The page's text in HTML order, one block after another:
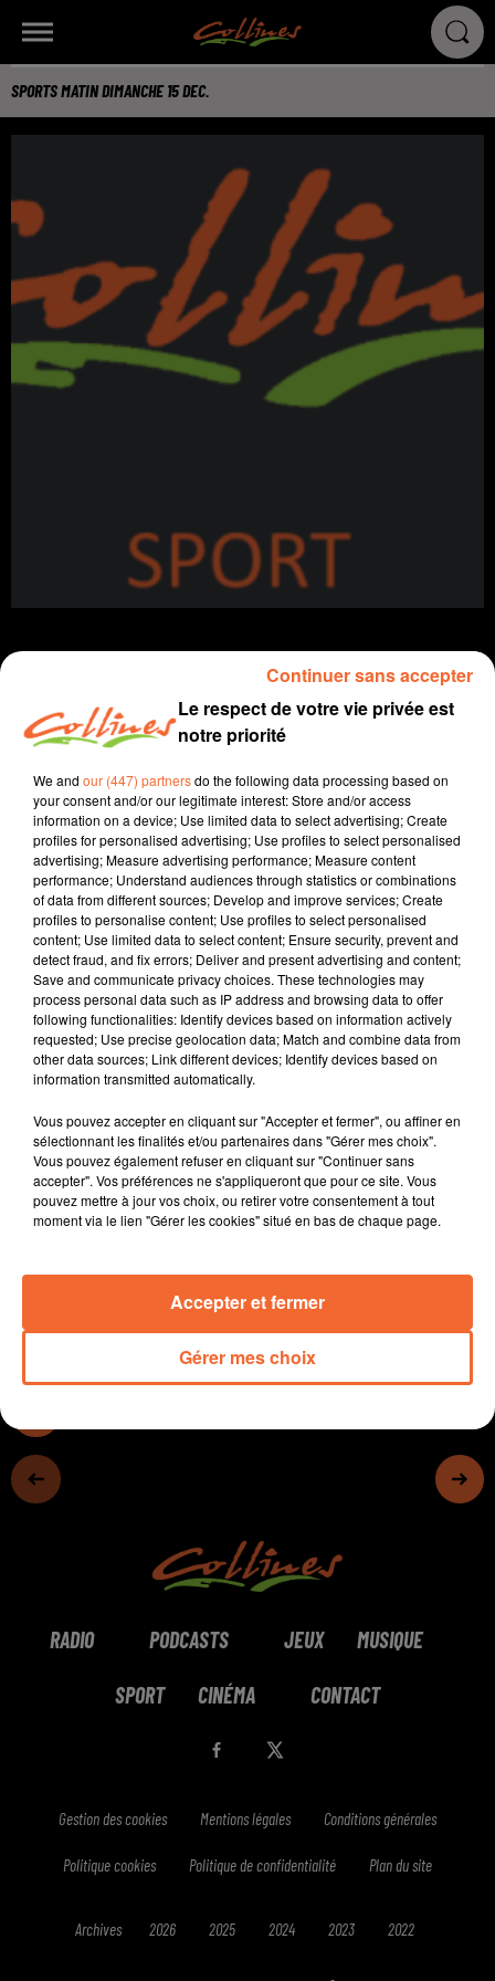
SPORTS MATIN DIMANCHE 15 DEC.
Sport
15 décembre 2019
SPORTS MATIN DIMANCHE 15 DEC.
Collines la Radio
Sport
Présenté par Fabien Gazeau
- Les chamois niortais s'enfoncent encore un peu plus
dans leur championnat de Ligue 2.
- 64e de finale de Gambardella entre Bressuire et
Colommiers.
- En basket, le réveil bressuirais a largement battu Ingré
hier soir.
- En course à pied,la 32e édition de la corrida de
Courlay
- Retour sur le cross académique qui se déroulait à
Cerizay ce mercredi.
- Enfin, Julie Chupin s'entraine dur pour participer aux
RADIO PODCASTS JEUX MUSIQUE
SPORT CINÉMA CONTACT
Gestion des cookies Mentions légales Conditions générales
Politique cookies Politique de confidentialité Plan du site
Archives 2026 2025 2024 2023 2022
Le respect de votre vie privée est
notre priorité
We and our (447) partnersdo the following data processing based on
your consent and/or our legitimate interest: Store and/or access
information on a device; Use limited data to select advertising; Create
profiles for personalised advertising; Use profiles to select personalised
advertising; Measure advertising performance; Measure content
performance; Understand audiences through statistics or combinations
of data from different sources; Develop and improve services; Create
profiles to personalise content; Use profiles to select personalised
content; Use limited data to select content; Ensure security, prevent and
detect fraud, and fix errors; Deliver and present advertising and content;
Save and communicate privacy choices. These technologies may
process personal data such as IP address and browsing data to offer
following functionalities: Identify devices based on information actively
requested; Use precise geolocation data; Match and combine data from
other data sources; Link different devices; Identify devices based on
information transmitted automatically.
Vous pouvez accepter en cliquant sur "Accepter et fermer", ou affiner en
sélectionnant les finalités et/ou partenaires dans "Gérer mes choix".
Vous pouvez également refuser en cliquant sur "Continuer sans
accepter". Vos préférences ne s'appliqueront que pour ce site. Vous
pouvez mettre à jour vos choix, ou retirer votre consentement à tout
moment via le lien "Gérer les cookies" situé en bas de chaque page.
Gérer mes choix
Accepter et fermer
Continuer sans accepter